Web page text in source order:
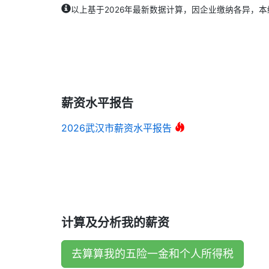
以上基于2026年最新数据计算，因企业缴纳各异，本
薪资水平报告
2026武汉市薪资水平报告
计算及分析我的薪资
去算算我的五险一金和个人所得税